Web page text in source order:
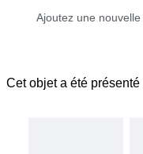
Cet objet a été présenté